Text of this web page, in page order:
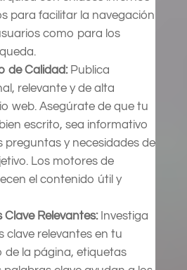
para facilitar la navegación
como para los
de Calidad:Publica
relevante y de alta
web. Asegúrate de que tu
escrito, sea informativo
preguntas y necesidades de
Los motores de
el contenido útil y
Relevantes:Investiga
clave relevantes en tu
de la página, etiquetas